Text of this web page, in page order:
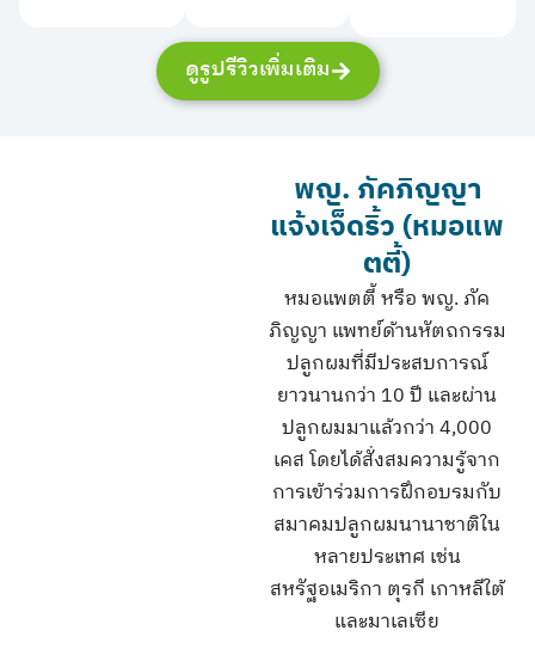
ดูรูปรีวิวเพิ่มเติม
พญ. ภัคภิญญา
แจ้งเจ็ดริ้ว (หมอแพ
ตตี้)
หมอแพตตี้ หรือ พญ. ภัค
ภิญญา แพทย์ด้านหัตถกรรม
ปลูกผมที่มีประสบการณ์
ยาวนานกว่า 10 ปี และผ่าน
ปลูกผมมาแล้วกว่า 4,000
เคส โดยได้สั่งสมความรู้จาก
การเข้าร่วมการฝึกอบรมกับ
สมาคมปลูกผมนานาชาติใน
หลายประเทศ เช่น
สหรัฐอเมริกา ตุรกี เกาหลีใต้
และมาเลเซีย